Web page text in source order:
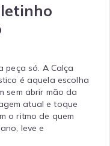
peça só. A Calça
é aquela escolha
sem abrir mão da
atual e toque
o ritmo de quem
leve e